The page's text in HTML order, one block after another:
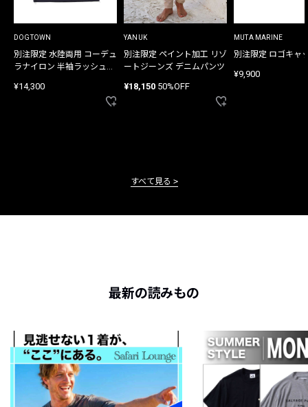
DOGTOWN
別注限定 水陸両用 コーデュ
ラナイロン 半袖ラッシュガ
¥14,300
YANUK
別注限定 ペイント加工 リゾ
ートジーンズ デニムパンツ
¥18,150 50%OFF
MUTA MARINE
別注限定 ロゴキャ
¥9,900
すべて見る
最新の読みもの